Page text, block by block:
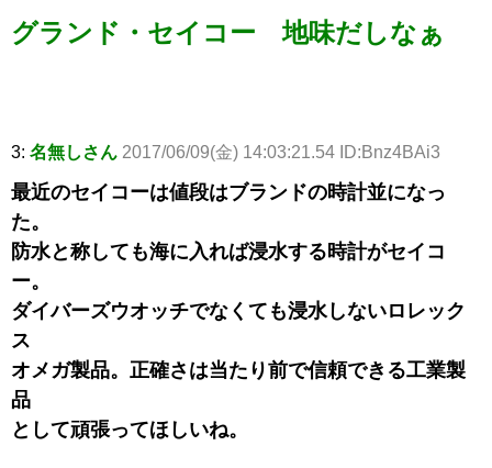
グランド・セイコー 地味だしなぁ
3: 名無しさん 2017/06/09(金) 14:03:21.54 ID:Bnz4BAi3
最近のセイコーは値段はブランドの時計並になっ
た。
防水と称しても海に入れば浸水する時計がセイコ
ー。
ダイバーズウオッチでなくても浸水しないロレック
ス
オメガ製品。正確さは当たり前で信頼できる工業製
品
として頑張ってほしいね。